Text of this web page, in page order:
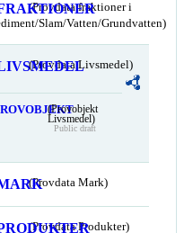
(Provdata fraktioner i
Slam/Vatten/Grundvatten)
(Provdata Livsmedel)
(Provobjekt
Livsmedel)
Public draft
(Provdata Mark)
(Provdata Produkter)